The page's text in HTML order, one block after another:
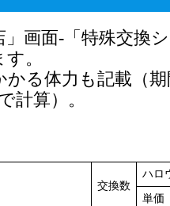
」画面-「特殊交換
。
る体力も記載（
計算）。
交換数
ハロ
単価